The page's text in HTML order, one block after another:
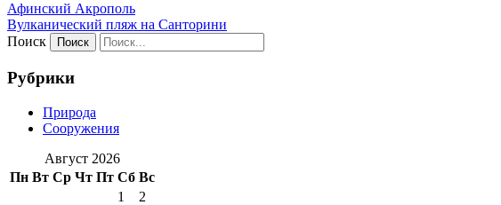
Афинский Акрополь
Вулканический пляж на Санторини
Поиск
Рубрики
Природа
Сооружения
Август 2026
Пн Вт Ср Чт Пт Сб Вс
1
2